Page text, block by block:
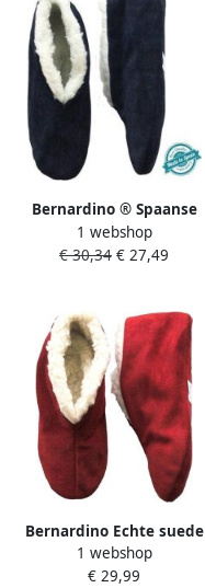
Bernardino ® Spaanse
Sloffen Blauw blauw
1 webshop
€ 30,34 € 27,49
Bernardino Echte suede
Spaanse sloffen dames
Rood
1 webshop
€ 29,99